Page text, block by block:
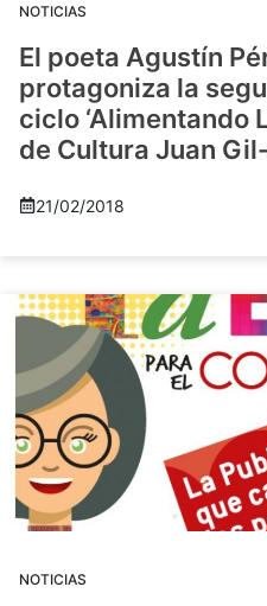
NOTICIAS
El poeta Agustín
protagoniza la
ciclo ‘Alimentando
de Cultura Juan
21/02/2018
NOTICIAS